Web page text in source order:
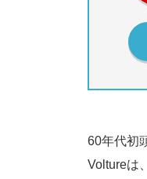
60年代初
Voltureは